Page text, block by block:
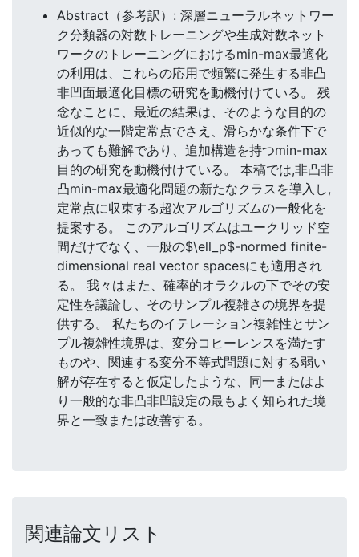
Abstract（参考訳）: 深層ニューラルネットワー
ク分類器の対数トレーニングや生成対数ネット
ワークのトレーニングにおけるmin-max最適化
の利用は、これらの応用で頻繁に発生する非凸
非凹面最適化目標の研究を動機付けている。 残
念なことに、最近の結果は、そのような目的の
近似的な一階定常点でさえ、滑らかな条件下で
あっても難解であり、追加構造を持つmin-max
目的の研究を動機付けている。 本稿では,非凸非
凸min-max最適化問題の新たなクラスを導入し,
定常点に収束する超次アルゴリズムの一般化を
提案する。 このアルゴリズムはユークリッド空
間だけでなく、一般の$\ell_p$-normed finite-
dimensional real vector spacesにも適用され
る。 我々はまた、確率的オラクルの下でその安
定性を議論し、そのサンプル複雑さの境界を提
供する。 私たちのイテレーション複雑性とサン
プル複雑性境界は、変分コヒーレンスを満たす
ものや、関連する変分不等式問題に対する弱い
解が存在すると仮定したような、同一またはよ
り一般的な非凸非凹設定の最もよく知られた境
界と一致または改善する。
関連論文リスト